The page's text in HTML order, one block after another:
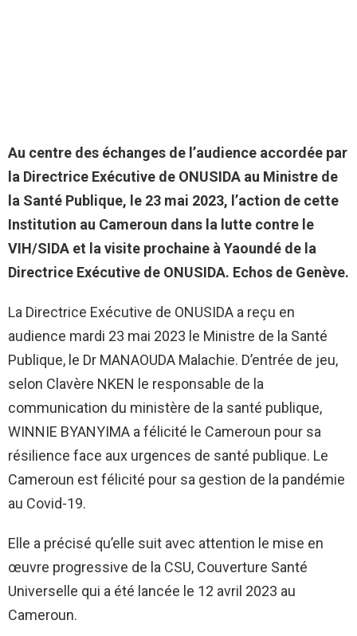
Au centre des échanges de l’audience accordée par
la Directrice Exécutive de ONUSIDA au Ministre de
la Santé Publique, le 23 mai 2023, l’action de cette
Institution au Cameroun dans la lutte contre le
VIH/SIDA et la visite prochaine à Yaoundé de la
Directrice Exécutive de ONUSIDA. Echos de Genève.
La Directrice Exécutive de ONUSIDA a reçu en
audience mardi 23 mai 2023 le Ministre de la Santé
Publique, le Dr MANAOUDA Malachie. D’entrée de jeu,
selon Clavère NKEN le responsable de la
communication du ministère de la santé publique,
WINNIE BYANYIMA a félicité le Cameroun pour sa
résilience face aux urgences de santé publique. Le
Cameroun est félicité pour sa gestion de la pandémie
au Covid-19.
Elle a précisé qu’elle suit avec attention le mise en
œuvre progressive de la CSU, Couverture Santé
Universelle qui a été lancée le 12 avril 2023 au
Cameroun.